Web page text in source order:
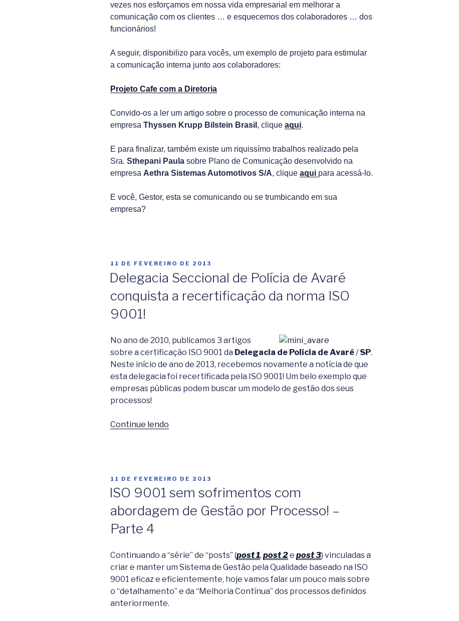
vezes nos esforçamos em nossa vida empresarial em melhorar a
comunicação com os clientes … e esquecemos dos colaboradores … dos
funcionários!
A seguir, disponibilizo para vocês, um exemplo de projeto para estimular
a comunicação interna junto aos colaboradores:
Projeto Cafe com a Diretoria
Convido-os a ler um artigo sobre o processo de comunicação interna na
empresa Thyssen Krupp Bilstein Brasil , clique aqui.
E para finalizar, também existe um riquissímo trabalhos realizado pela
Sra. Sthepani Paula sobre Plano de Comunicação desenvolvido na
empresa Aethra Sistemas Automotivos S/A, clique aqui para acessá-lo.
E você, Gestor, esta se comunicando ou se trumbicando em sua
empresa?
PUBLICADO
EM
11 DE FEVEREIRO DE 2013
Delegacia Seccional de Polícia de Avaré
conquista a recertificação da norma ISO
9001!
No ano de 2010, publicamos 3 artigos
sobre a certificação ISO 9001 da Delegacia de Polícia de Avaré /SP.
Neste início de ano de 2013, recebemos novamente a notícia de que
esta delegacia foi recertificada pela ISO 9001! Um belo exemplo que
empresas públicas podem buscar um modelo de gestão dos seus
processos!
Continue lendo
conquista
a
ISO
9001!”
PUBLICADO
EM
11 DE FEVEREIRO DE 2013
ISO 9001 sem sofrimentos com
abordagem de Gestão por Processo! –
Parte 4
Continuando a “série” de “posts” (post 1, post 2e post 3) vinculadas a
criar e manter um Sistema de Gestão pela Qualidade baseado na ISO
9001 eficaz e eficientemente, hoje vamos falar um pouco mais sobre
o “detalhamento” e da “Melhoria Contínua” dos processos definidos
anteriormente.